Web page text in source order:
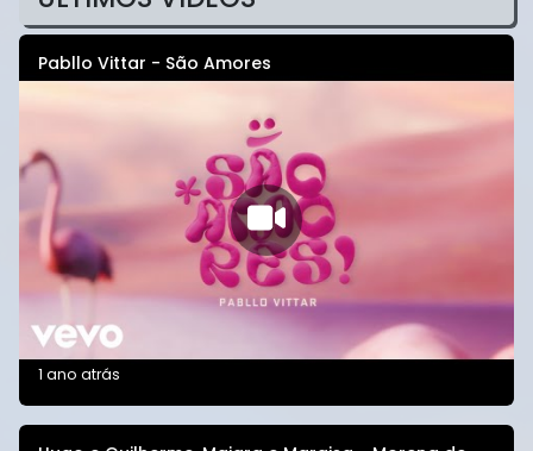
Pabllo Vittar - São Amores
1 ano atrás